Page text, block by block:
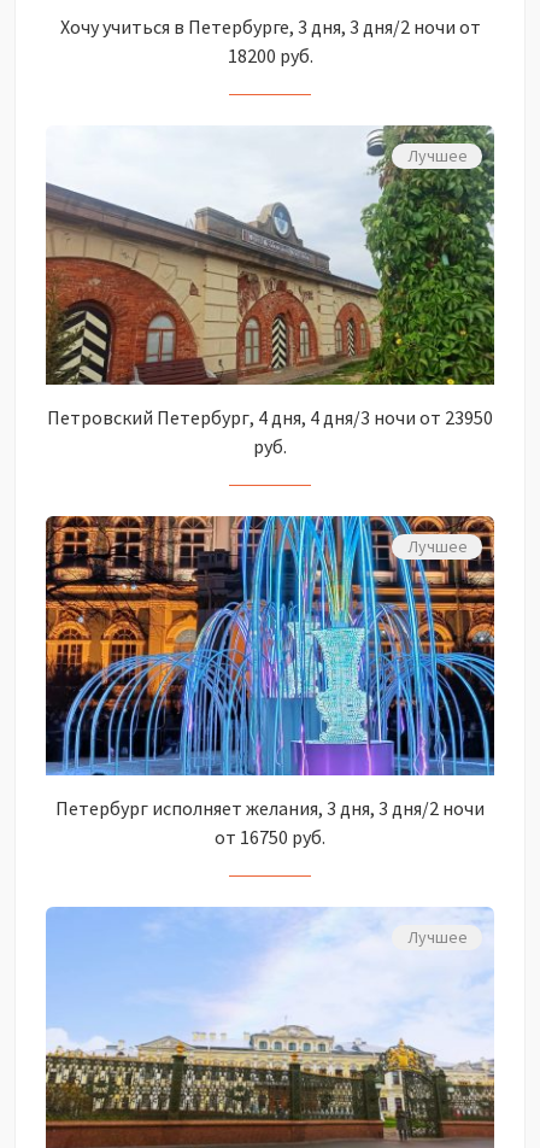
Хочу учиться в Петербурге, 3 дня, 3 дня/2 ночи от
18200 руб.
Лучшее
Петровский Петербург, 4 дня, 4 дня/3 ночи от 23950
руб.
Лучшее
Петербург исполняет желания, 3 дня, 3 дня/2 ночи
от 16750 руб.
Лучшее